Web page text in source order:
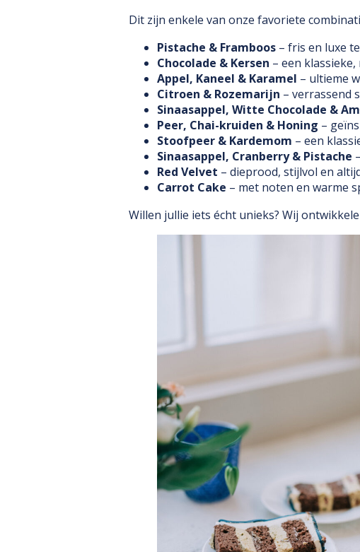
Dit zijn enkele van onze favoriete
Pistache & Framboos – fris en luxe
Chocolade & Kersen – een
Appel, Kaneel & Karamel – ultieme
Citroen & Rozemarijn – verrassend
Sinaasappel, Witte Chocolade &
Peer, Chai-kruiden & Honing –
Stoofpeer & Kardemom – een
Sinaasappel, Cranberry & Pistache
Red Velvet – dieprood, stijlvol en
Carrot Cake – met noten en warme
Willen jullie iets écht unieks? Wij